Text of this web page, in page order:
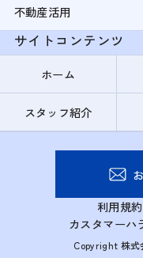
不動産活用
サイトコンテンツ
ホーム
スタッフ紹介
利用規約
カスタマーハ
Copyright 株式